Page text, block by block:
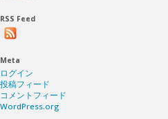
RSS Feed
Meta
ログイン
投稿フィード
コメントフィード
WordPress.org